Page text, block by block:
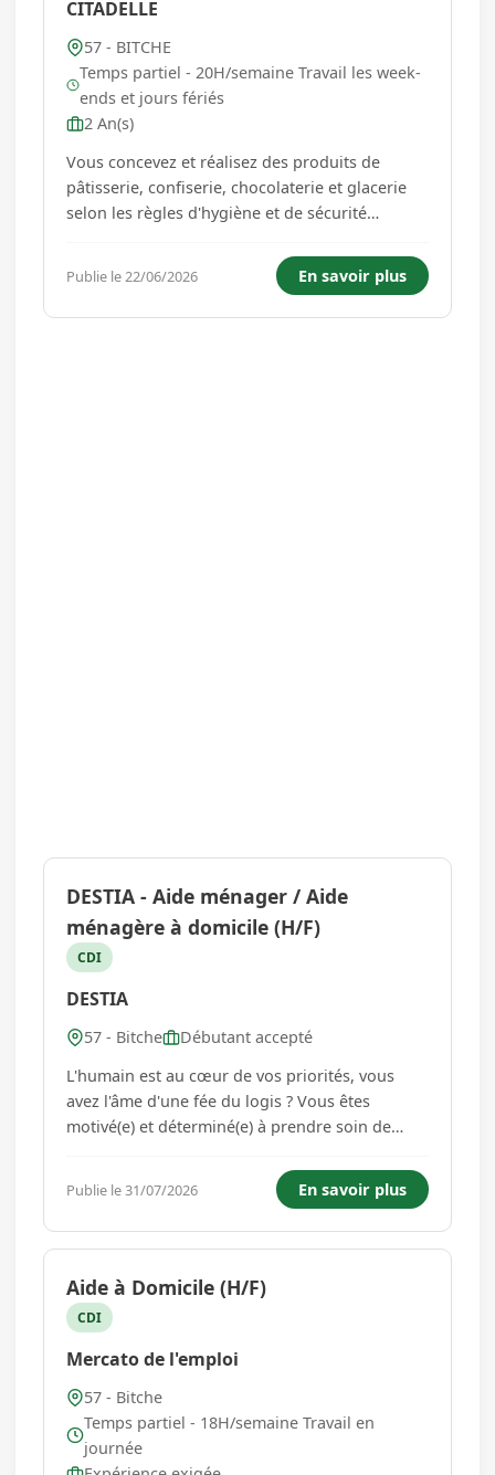
CITADELLE
57 - BITCHE
Temps partiel - 20H/semaine Travail les week-
ends et jours fériés
2 An(s)
Vous concevez et réalisez des produits de
pâtisserie, confiserie, chocolaterie et glacerie
selon les règles d'hygiène et de sécurité
autres créations pour les rendre aussi beaux
que savoureux. Vous sélectionnez et dosez les
ingrédients pour la con...
Publie le 22/06/2026 En savoir plus
DESTIA - Aide ménager / Aide
ménagère à domicile (H/F)
CDI
DESTIA
57 - Bitche
Débutant accepté
L'humain est au cœur de vos priorités, vous
avez l'âme d'une fée du logis ? Vous êtes
motivé(e) et déterminé(e) à prendre soin de
entreprise consciente de vos efforts ? Et si on se
rencontrait ? Notre agence recherche son/sa
futur(e) aide-ménagèr...
Publie le 31/07/2026 En savoir plus
Aide à Domicile (H/F)
CDI
Mercato de l'emploi
57 - Bitche
Temps partiel - 18H/semaine Travail en
journée